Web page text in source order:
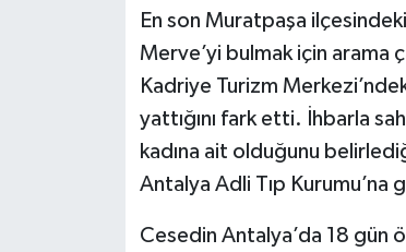
En son Muratpaşa
Merve’yi bulmak için arama
Kadriye Turizm
yattığını fark etti. İhbarla
kadına ait olduğunu
Antalya Adli Tıp Kurumu’na
Cesedin Antalya’da 18 gün